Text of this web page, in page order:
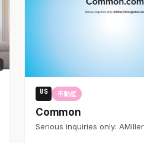
US 不動産
Common
Serious inquiries only: